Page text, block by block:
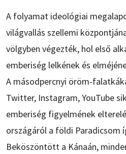
A folyamat ideológiai
világvallás szellemi
völgyben végezték, hol első
emberiség lelkének és
A másodpercnyi öröm-
Twitter, Instagram, YouTube
emberiség figyelmének
országáról a földi Paradicsom
Beköszöntött a Kánaán,